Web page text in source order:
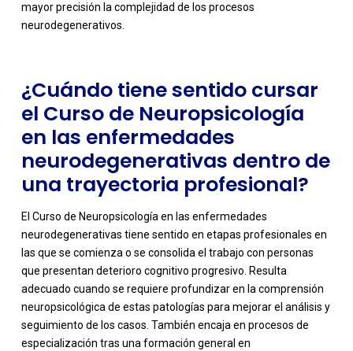
mayor precisión la complejidad de los procesos
neurodegenerativos.
¿Cuándo tiene sentido cursar
el Curso de Neuropsicología
en las enfermedades
neurodegenerativas dentro de
una trayectoria profesional?
El Curso de Neuropsicología en las enfermedades
neurodegenerativas tiene sentido en etapas profesionales en
las que se comienza o se consolida el trabajo con personas
que presentan deterioro cognitivo progresivo. Resulta
adecuado cuando se requiere profundizar en la comprensión
neuropsicológica de estas patologías para mejorar el análisis y
seguimiento de los casos. También encaja en procesos de
especialización tras una formación general en